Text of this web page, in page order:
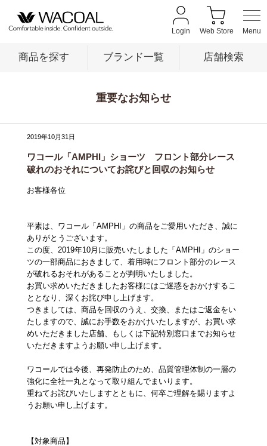
Login Web Store
商品を探す ブランド一覧 店舗検索
ブランド一覧
店舗検索
新着情報
重要なお知らせ
お知らせ
ワコールウェブストア
公式アプリ
重要なお知らせ
2019年10月31日
ワコール「AMPHI」ショーツ フロント部分レース
破れのおそれについてお詫びと回収のお知らせ
お客様各位
平素は、ワコール「AMPHI」の商品をご愛用いただき、誠に
ありがとうございます。
この度、2019年10月に販売いたしました「AMPHI」のショー
ツの一部商品におきまして、着用時にフロント部分のレース
が破れるおそれがあることが判明いたしました。
お買い求めいただきましたお客様にはご迷惑をおかけするこ
ととなり、深くお詫び申し上げます。
つきましては、商品を回収のうえ、交換、またはご返金をい
たしますので、誠にお手数をおかけいたしますが、お買い求
めいただきました店舗、もしくは下記特別窓口までお知らせ
いただきますようお願い申し上げます。
ワコールでは今後、再発防止のため、品質管理体制の一層の
強化に全社一丸となって取り組んでまいります。
重ねてお詫びいたしますとともに、何卒ご理解を賜りますよ
うお願い申し上げます。
【対象商品】